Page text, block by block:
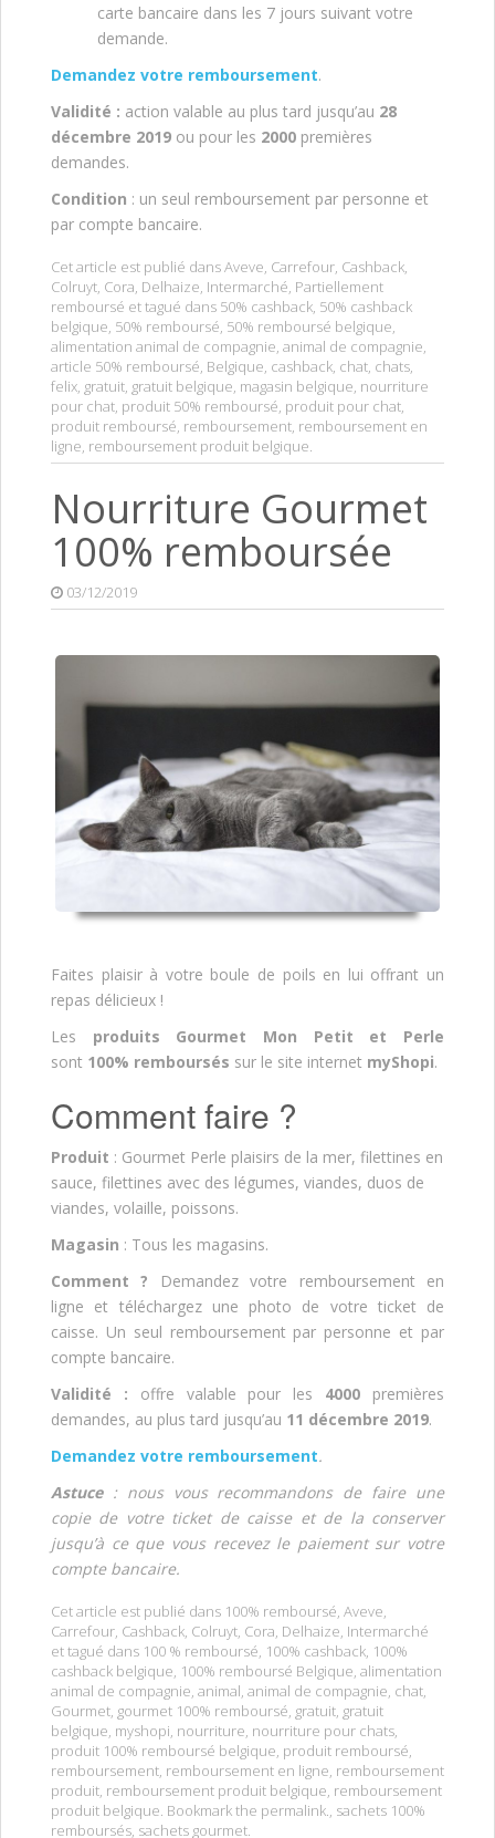
carte bancaire dans les 7 jours suivant votre
demande.
Demandez votre remboursement.
Validité : action valable au plus tard jusqu’au 28
décembre 2019 ou pour les 2000 premières
demandes.
Condition : un seul remboursement par personne et
par compte bancaire.
Cet article est publié dansAveve, Carrefour, Cashback,
Colruyt, Cora, Delhaize, Intermarché, Partiellement
remboursé et tagué dans 50% cashback, 50% cashback
belgique, 50% remboursé, 50% remboursé belgique,
alimentation animal de compagnie, animal de compagnie,
article 50% remboursé, Belgique, cashback, chat, chats,
felix, gratuit, gratuit belgique, magasin belgique, nourriture
pour chat, produit 50% remboursé, produit pour chat,
produit remboursé, remboursement, remboursement en
ligne, remboursement produit belgique.
Nourriture Gourmet
100% remboursée
03/12/2019
Faites plaisir à votre boule de poils en lui offrant un
repas délicieux !
Les produits Gourmet Mon Petit et Perle
sont 100% remboursés sur le site internet myShopi.
Comment faire ?
Produit : Gourmet Perle plaisirs de la mer, filettines en
sauce, filettines avec des légumes, viandes, duos de
viandes, volaille, poissons.
Magasin : Tous les magasins.
Comment ?
Demandez votre remboursement en
ligne et téléchargez une photo de votre ticket de
caisse. Un seul remboursement par personne et par
compte bancaire.
Validité : offre valable pour les 4000 premières
demandes, au plus tard jusqu’au 11 décembre 2019.
Demandez votre remboursement.
Astuce: nous vous recommandons de faire une
copie de votre ticket de caisse et de la conserver
jusqu’à ce que vous recevez le paiement sur votre
compte bancaire.
Cet article est publié dans 100% remboursé, Aveve,
Carrefour, Cashback, Colruyt, Cora, Delhaize, Intermarché
et tagué dans 100 % remboursé, 100% cashback, 100%
cashback belgique, 100% remboursé Belgique, alimentation
animal de compagnie, animal, animal de compagnie, chat,
Gourmet, gourmet 100% remboursé, gratuit, gratuit
belgique, myshopi, nourriture, nourriture pour chats,
produit 100% remboursé belgique, produit remboursé,
remboursement, remboursement en ligne, remboursement
produit, remboursement produit belgique, remboursement
produit belgique. Bookmark the permalink., sachets 100%
remboursés, sachets gourmet.